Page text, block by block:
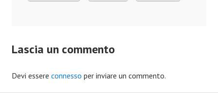
Lascia un commento
Devi essere connesso per inviare un commento.